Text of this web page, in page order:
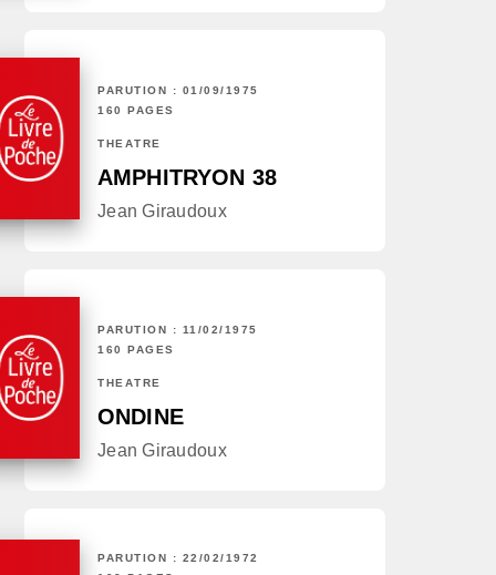
PARUTION : 01/09/1975
160 PAGES
THÉÂTRE
AMPHITRYON 38
Jean Giraudoux
PARUTION : 11/02/1975
160 PAGES
THÉÂTRE
ONDINE
Jean Giraudoux
PARUTION : 22/02/1972